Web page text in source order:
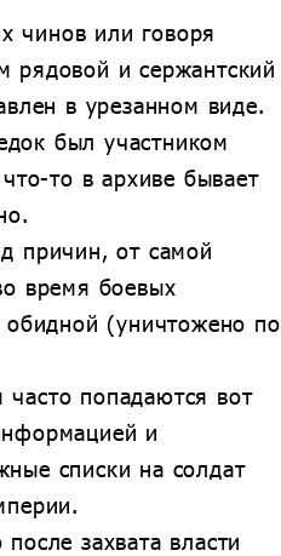
чинов или говоря
рядовой и сержантский
в урезанном виде.
был участником
то в архиве бывает
причин, от самой
время боевых
(уничтожено по
попадаются вот
и
списки на солдат
захвата власти